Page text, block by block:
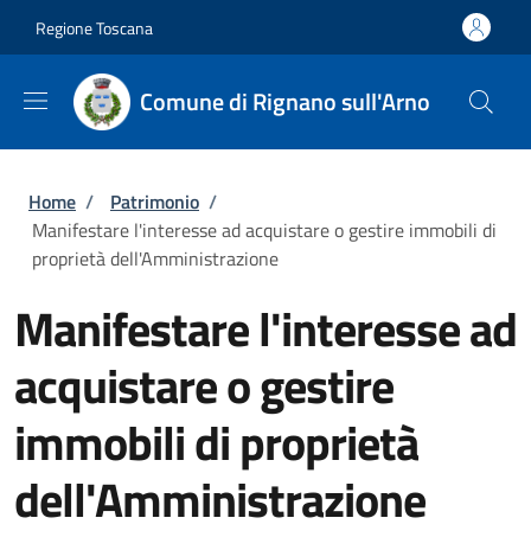
Regione Toscana
Comune di Rignano sull'Arno
Briciole di pane
Home / Patrimonio /
Manifestare l'interesse ad acquistare o gestire immobili di
proprietà dell'Amministrazione
Manifestare l'interesse ad
acquistare o gestire
immobili di proprietà
dell'Amministrazione